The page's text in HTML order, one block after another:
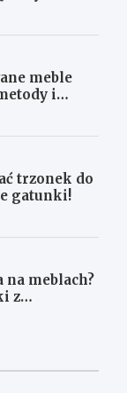
meble
i
trzonek do
gatunki!
na meblach?
z